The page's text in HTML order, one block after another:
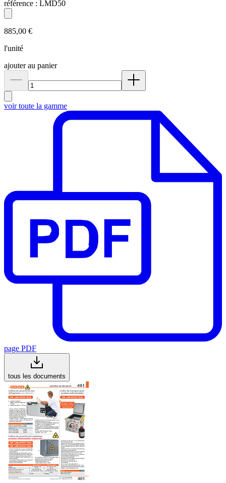
référence : LMD50
885,00 €
l'unité
ajouter au panier
voir toute la gamme
page PDF
tous les documents